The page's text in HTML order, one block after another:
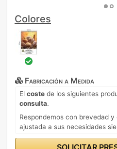
Colores
Fabricación a Medida
El coste de los siguientes
consulta.
Respondemos con brevedad
ajustada a sus necesidades
SOLICITAR